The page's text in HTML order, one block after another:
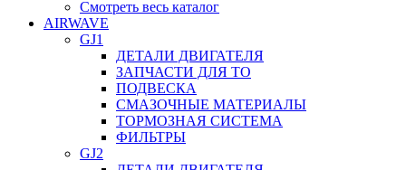
Смотреть весь каталог
AIRWAVE
GJ1
ДЕТАЛИ ДВИГАТЕЛЯ
ЗАПЧАСТИ ДЛЯ ТО
ПОДВЕСКА
СМАЗОЧНЫЕ МАТЕРИАЛЫ
ТОРМОЗНАЯ СИСТЕМА
ФИЛЬТРЫ
GJ2